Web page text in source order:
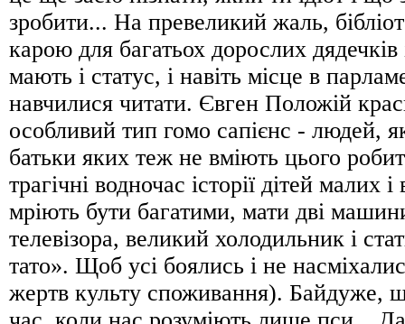
зробити... На превеликий жаль,
карою для багатьох дорослих дядечків
мають і статус, і навіть місце в
навчилися читати. Євген Положій
особливий тип гомо сапієнс - людей,
батьки яких теж не вміють цього
трагічні водночас історії дітей малих
мріють бути багатими, мати дві
телевізора, великий холодильник і
тато». Щоб усі боялись і не
жертв культу споживання). Байдуже,